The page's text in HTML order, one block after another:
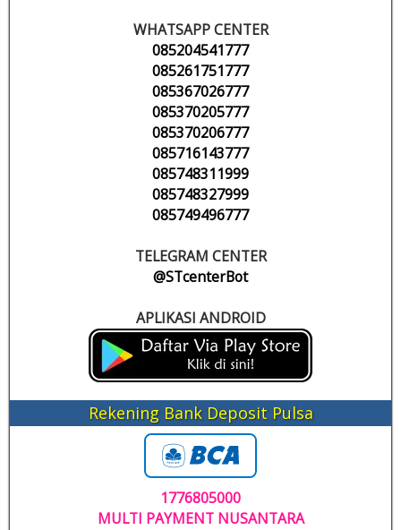
WHATSAPP CENTER
085204541777
085261751777
085367026777
085370205777
085370206777
085716143777
085748311999
085748327999
085749496777
TELEGRAM CENTER
@STcenterBot
APLIKASI ANDROID
Rekening Bank Deposit Pulsa
1776805000
MULTI PAYMENT NUSANTARA